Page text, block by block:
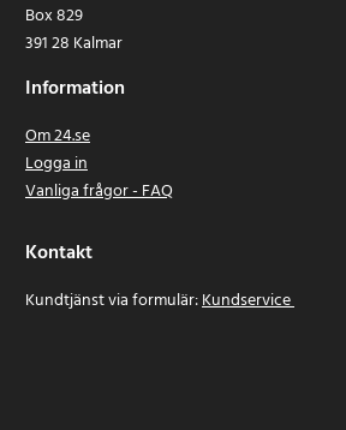
Box 829
391 28 Kalmar
Information
Om 24.se
Logga in
Vanliga frågor - FAQ
Kontakt
Kundtjänst via formulär:Kundservice